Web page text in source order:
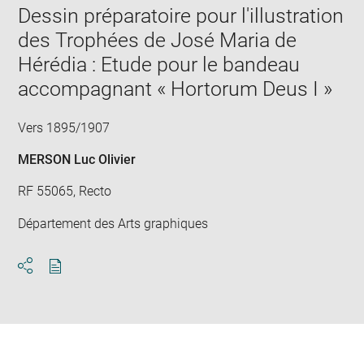
window
Dessin préparatoire pour l'illustration
des Trophées de José Maria de
Hérédia : Etude pour le bandeau
accompagnant « Hortorum Deus I »
Vers 1895/1907
MERSON Luc Olivier
RF 55065, Recto
Département des Arts graphiques